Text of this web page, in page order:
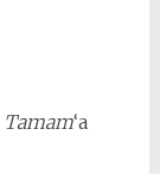
Tamam‘a